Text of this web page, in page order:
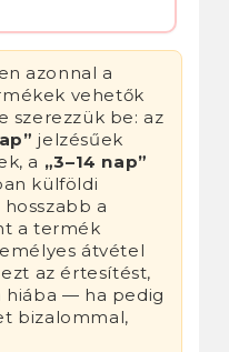
azonnal a
vehetők
szerezzük be: az
jelzésűek
a „3–14 nap”
külföldi
a
a termék
átvétel
az értesítést,
hiába — ha pedig
bizalommal,